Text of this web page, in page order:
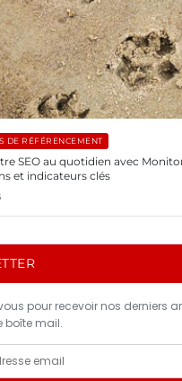
DE RÉFÉRENCEMENT
SEO au quotidien avec
et indicateurs clés
pour recevoir nos derniers
boîte mail.